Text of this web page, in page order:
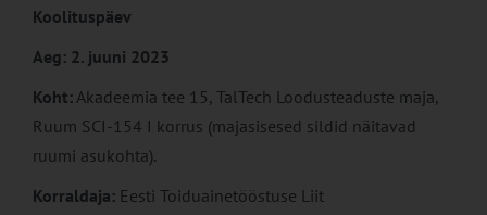
Koolituspäev
Aeg: 2. juuni 2023
Koht:Akadeemia tee 15, TalTech Loodusteaduste maja,
Ruum SCI-154 I korrus (majasisesed sildid näitavad
ruumi asukohta).
Korraldaja: Eesti Toiduainetööstuse Liit